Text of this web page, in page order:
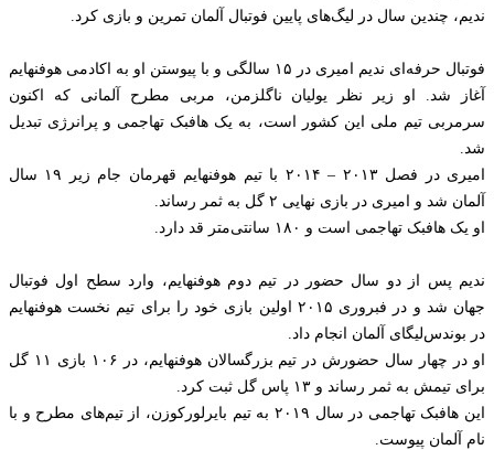
ندیم، چندین سال در لیگ‌های پایین فوتبال آلمان تمرین و بازی کرد.
فوتبال حرفه‌ای ندیم امیری در ۱۵ سالگی و با پیوستن او به اکادمی هوفنهایم
آغاز شد. او زیر نظر یولیان ناگلزمن، مربی مطرح آلمانی که اکنون
سرمربی تیم ملی این کشور است، به یک هافبک تهاجمی و پرانرژی تبدیل
شد.
امیری در فصل ۲۰۱۳ – ۲۰۱۴ با تیم هوفنهایم قهرمان جام زیر ۱۹ سال
آلمان شد و امیری در بازی نهایی ۲ گل به ثمر رساند.
او یک هافبک تهاجمی است و ۱۸۰ سانتی‌متر قد دارد.
ندیم پس از دو سال حضور در تیم دوم هوفنهایم، وارد سطح اول فوتبال
جهان شد و در فبروری ۲۰۱۵ اولین بازی خود را برای تیم نخست هوفنهایم
در بوندس‌لیگای آلمان انجام داد.
او در چهار سال حضورش در تیم بزرگسالان هوفنهایم، در ۱۰۶ بازی ۱۱ گل
برای تیمش به ثمر رساند و ۱۳ پاس گل ثبت کرد.
این هافبک تهاجمی در سال ۲۰۱۹ به تیم بایرلورکوزن، از تیم‌های مطرح و با
نام آلمان پیوست.